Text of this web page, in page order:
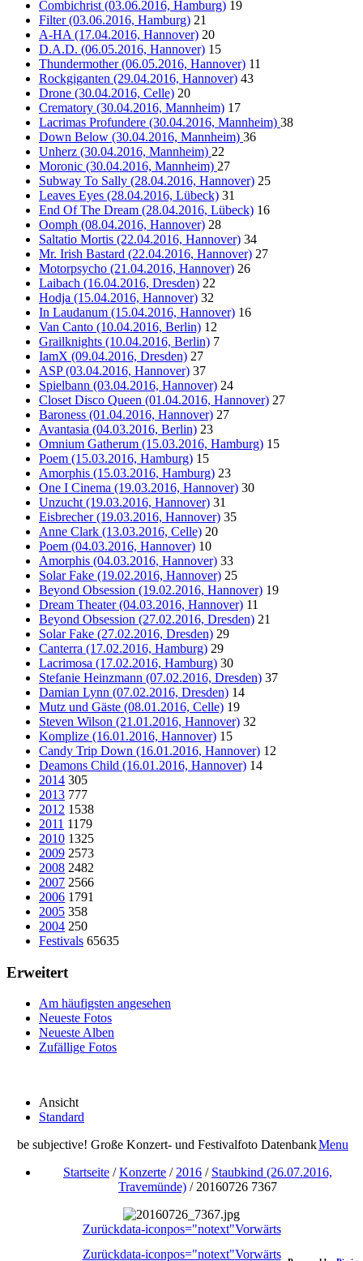
Combichrist (03.06.2016, Hamburg) 19
Filter (03.06.2016, Hamburg) 21
A-HA (17.04.2016, Hannover) 20
D.A.D. (06.05.2016, Hannover) 15
Thundermother (06.05.2016, Hannover) 11
Rockgiganten (29.04.2016, Hannover) 43
Drone (30.04.2016, Celle) 20
Crematory (30.04.2016, Mannheim) 17
Lacrimas Profundere (30.04.2016, Mannheim) 38
Down Below (30.04.2016, Mannheim) 36
Unherz (30.04.2016, Mannheim) 22
Moronic (30.04.2016, Mannheim) 27
Subway To Sally (28.04.2016, Hannover) 25
Leaves Eyes (28.04.2016, Lübeck) 31
End Of The Dream (28.04.2016, Lübeck) 16
Oomph (08.04.2016, Hannover) 28
Saltatio Mortis (22.04.2016, Hannover) 34
Mr. Irish Bastard (22.04.2016, Hannover) 27
Motorpsycho (21.04.2016, Hannover) 26
Laibach (16.04.2016, Dresden) 22
Hodja (15.04.2016, Hannover) 32
In Laudanum (15.04.2016, Hannover) 16
Van Canto (10.04.2016, Berlin) 12
Grailknights (10.04.2016, Berlin) 7
IamX (09.04.2016, Dresden) 27
ASP (03.04.2016, Hannover) 37
Spielbann (03.04.2016, Hannover) 24
Closet Disco Queen (01.04.2016, Hannover) 27
Baroness (01.04.2016, Hannover) 27
Avantasia (04.03.2016, Berlin) 23
Omnium Gatherum (15.03.2016, Hamburg) 15
Poem (15.03.2016, Hamburg) 15
Amorphis (15.03.2016, Hamburg) 23
One I Cinema (19.03.2016, Hannover) 30
Unzucht (19.03.2016, Hannover) 31
Eisbrecher (19.03.2016, Hannover) 35
Anne Clark (13.03.2016, Celle) 20
Poem (04.03.2016, Hannover) 10
Amorphis (04.03.2016, Hannover) 33
Solar Fake (19.02.2016, Hannover) 25
Beyond Obsession (19.02.2016, Hannover) 19
Dream Theater (04.03.2016, Hannover) 11
Beyond Obsession (27.02.2016, Dresden) 21
Solar Fake (27.02.2016, Dresden) 29
Canterra (17.02.2016, Hamburg) 29
Lacrimosa (17.02.2016, Hamburg) 30
Stefanie Heinzmann (07.02.2016, Dresden) 37
Damian Lynn (07.02.2016, Dresden) 14
Mutz und Gäste (08.01.2016, Celle) 19
Steven Wilson (21.01.2016, Hannover) 32
Komplize (16.01.2016, Hannover) 15
Candy Trip Down (16.01.2016, Hannover) 12
Deamons Child (16.01.2016, Hannover) 14
2014 305
2013 777
2012 1538
2011 1179
2010 1325
2009 2573
2008 2482
2007 2566
2006 1791
2005 358
2004 250
Festivals 65635
Erweitert
Am häufigsten angesehen
Neueste Fotos
Neueste Alben
Zufällige Fotos
Ansicht
Standard
be subjective! Große Konzert- und Festivalfoto DatenbankMenu
Startseite /Konzerte / 2016 / Staubkind (26.07.2016,
Travemünde) / 20160726 7367
Zurückdata-iconpos="notext"Vorwärts
Zurückdata-iconpos="notext"Vorwärts